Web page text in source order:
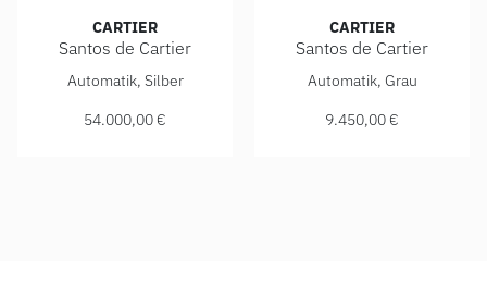
CARTIER
Santos de Cartier
Cartier Santos de Cartier, Ref: WJSA0014, Preis:
Automatik, Silber
54.000,00 €
CARTIER
Santos de Cartier
Cartier Santos de Cartier,
Automatik, Grau
9.450,00 €